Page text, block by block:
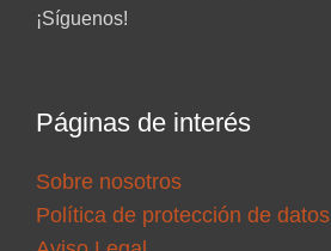
¡Síguenos!
Páginas de interés
Sobre nosotros
Política de protección de datos